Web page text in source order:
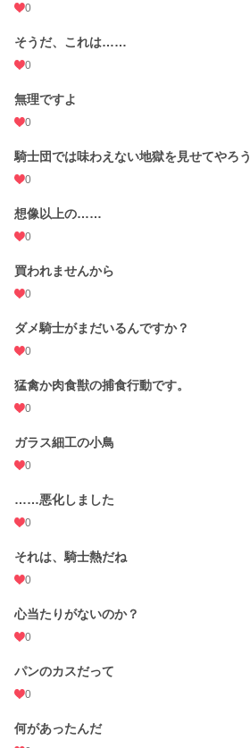
0
そうだ、これは……
0
無理ですよ
0
騎士団では味わえない地獄を見せてやろう
0
想像以上の……
0
買われませんから
0
ダメ騎士がまだいるんですか？
0
猛禽か肉食獣の捕食行動です。
0
ガラス細工の小鳥
0
……悪化しました
0
それは、騎士熱だね
0
心当たりがないのか？
0
パンのカスだって
0
何があったんだ